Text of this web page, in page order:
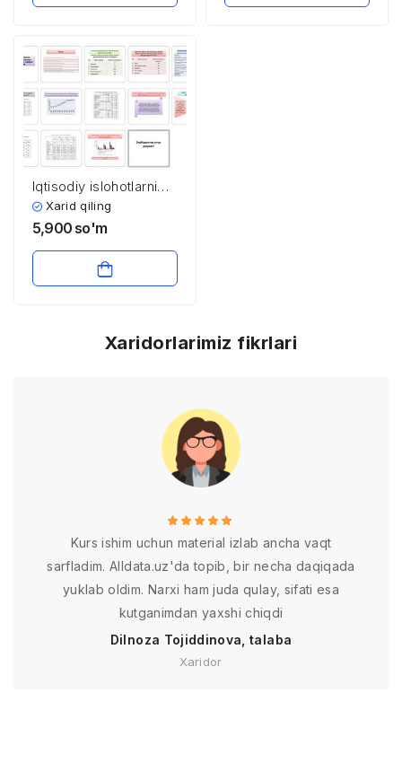
Iqtisodiy islohotlarni
chuqurlashtirish
sharoitida qishloq
ixtisoslashuvi
Xarid qiling
5,900 so'm
Xaridorlarimiz fikrlari
Kurs ishim uchun material izlab ancha vaqt
sarfladim. Alldata.uz'da topib, bir necha daqiqada
yuklab oldim. Narxi ham juda qulay, sifati esa
kutganimdan yaxshi chiqdi
Dilnoza Tojiddinova, talaba
Xaridor